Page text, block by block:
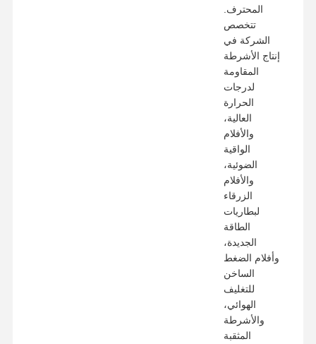
المحترف.
تتخصص
الشركة في
إنتاج الأشرطة
المقاومة
لدرجات
الحرارة
العالية،
والأفلام
الواقية
الضوئية،
والأفلام
الزرقاء
لبطاريات
الطاقة
الجديدة،
وأفلام الضغط
الساخن
للتغليف
الهوائي،
والأشرطة
المثقبة